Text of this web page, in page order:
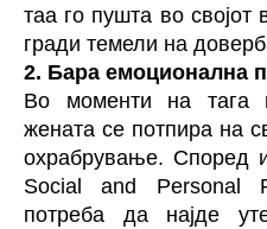
таа го пушта во својот
гради темели на
2. Бара емоционална
Во моменти на тага
жената се потпира на
охрабрување. Според
Social and Personal
потреба да најде